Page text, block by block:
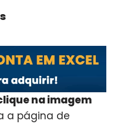
na imagem
a página de